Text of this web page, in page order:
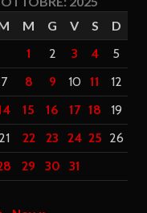
M G V S
D
1
2 3 4
5
7 8 9 10 11
12
15 16 17 18
19
21 22 23 24 25 26
29 30 31